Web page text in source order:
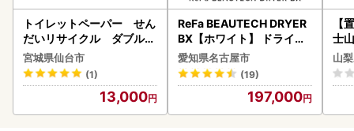
トイレットペーパー せん
だいリサイクル ダブル9
6ロール｜トイレット
宮城県仙台市
(1)
13,000
ReFa BEAUTECH DRYER
BX【ホワイト】 ドライヤ
ー 美容 家電 ドライヤー リ
ファ
愛知県名古屋市
(19)
197,000
【
士
山